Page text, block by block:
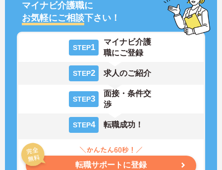
マイナビ介護職に
お気軽にご相談下さい！
STEP1
マイナビ介護
職にご登録
STEP2 求人のご紹介
STEP3
面接・条件交
渉
STEP4 転職成功！
転職サポートに登録